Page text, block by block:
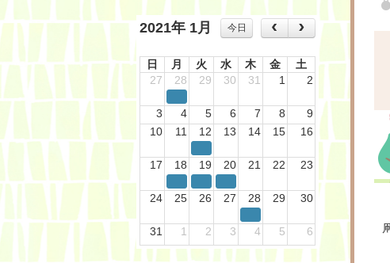
2021年 1月 今日
日 月 火 水 木 金
土
27
28 29 30 31 1 2
3 4 5 6 7 8
9
10
11 12 13 14 15 16
17 18 19 20 21 22 23
24 25 26 27 28 29 30
31 1 2 3 4 5 6